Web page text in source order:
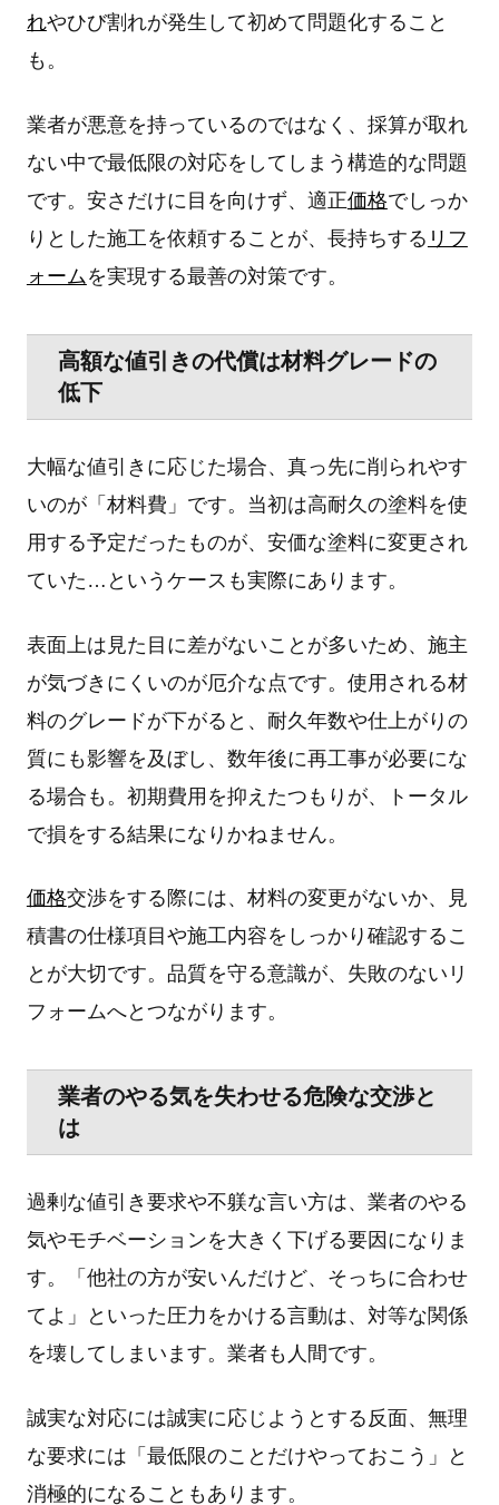
れやひび割れが発生して初めて問題化すること
も。
業者が悪意を持っているのではなく、採算が取れ
ない中で最低限の対応をしてしまう構造的な問題
です。安さだけに目を向けず、適正価格でしっか
りとした施工を依頼することが、長持ちする リフ
ォーム を実現する最善の対策です。
高額な値引きの代償は材料グレードの
低下
大幅な値引きに応じた場合、真っ先に削られやす
いのが「材料費」です。当初は高耐久の塗料を使
用する予定だったものが、安価な塗料に変更され
ていた…というケースも実際にあります。
表面上は見た目に差がないことが多いため、施主
が気づきにくいのが厄介な点です。使用される材
料のグレードが下がると、耐久年数や仕上がりの
質にも影響を及ぼし、数年後に再工事が必要にな
る場合も。初期費用を抑えたつもりが、トータル
で損をする結果になりかねません。
価格交渉をする際には、材料の変更がないか、見
積書の仕様項目や施工内容をしっかり確認するこ
とが大切です。品質を守る意識が、失敗のないリ
フォームへとつながります。
業者のやる気を失わせる危険な交渉と
は
過剰な値引き要求や不躾な言い方は、業者のやる
気やモチベーションを大きく下げる要因になりま
す。「他社の方が安いんだけど、そっちに合わせ
てよ」といった圧力をかける言動は、対等な関係
を壊してしまいます。業者も人間です。
誠実な対応には誠実に応じようとする反面、無理
な要求には「最低限のことだけやっておこう」と
消極的になることもあります。